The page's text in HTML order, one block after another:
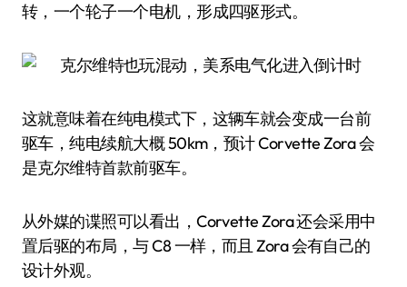
转，一个轮子一个电机，形成四驱形式。
这就意味着在纯电模式下，这辆车就会变成一台前
驱车，纯电续航大概 50km，预计 Corvette Zora 会
是克尔维特首款前驱车。
从外媒的谍照可以看出，Corvette Zora 还会采用中
置后驱的布局，与 C8 一样，而且 Zora 会有自己的
设计外观。